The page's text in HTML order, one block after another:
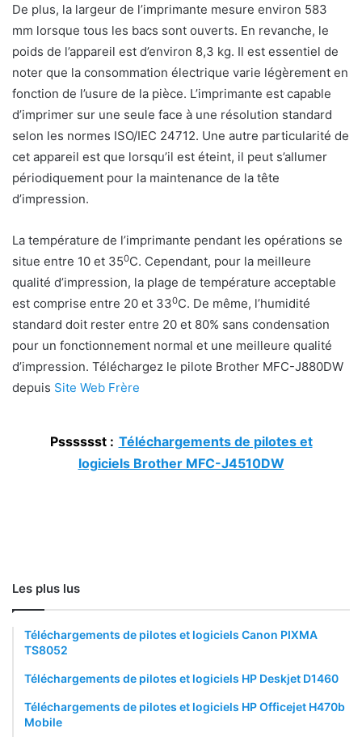
De plus, la largeur de l’imprimante mesure environ 583
mm lorsque tous les bacs sont ouverts. En revanche, le
poids de l’appareil est d’environ 8,3 kg. Il est essentiel de
noter que la consommation électrique varie légèrement en
fonction de l’usure de la pièce. L’imprimante est capable
d’imprimer sur une seule face à une résolution standard
selon les normes ISO/IEC 24712. Une autre particularité de
cet appareil est que lorsqu’il est éteint, il peut s’allumer
périodiquement pour la maintenance de la tête
d’impression.
La température de l’imprimante pendant les opérations se
situe entre 10 et 350C. Cependant, pour la meilleure
qualité d’impression, la plage de température acceptable
est comprise entre 20 et 330C. De même, l’humidité
standard doit rester entre 20 et 80% sans condensation
pour un fonctionnement normal et une meilleure qualité
d’impression. Téléchargez le pilote Brother MFC-J880DW
depuis Site Web Frère
Psssssst : Téléchargements de pilotes et
logiciels Brother MFC-J4510DW
Les plus lus
Téléchargements de pilotes et logiciels Canon PIXMA
TS8052
Téléchargements de pilotes et logiciels HP Deskjet D1460
Téléchargements de pilotes et logiciels HP Officejet H470b
Mobile